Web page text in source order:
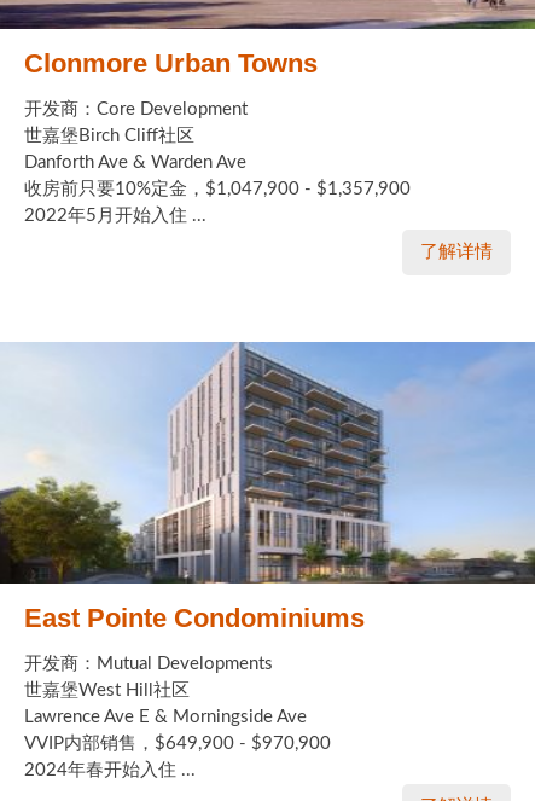
Clonmore Urban Towns
开发商：Core Development
世嘉堡Birch Cliff社区
Danforth Ave & Warden Ave
收房前只要10%定金，$1,047,900 - $1,357,900
2022年5月开始入住 ...
了解详情
East Pointe Condominiums
开发商：Mutual Developments
世嘉堡West Hill社区
Lawrence Ave E & Morningside Ave
VVIP内部销售，$649,900 - $970,900
2024年春开始入住 ...